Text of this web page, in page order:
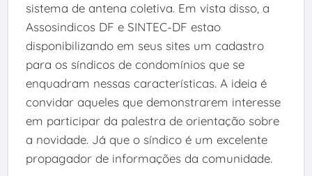
sistema de antena coletiva. Em vista disso, a
Assosindicos DF e SINTEC-DF estao
disponibilizando em seus sites um cadastro
para os síndicos de condomínios que se
enquadram nessas características. A ideia é
convidar aqueles que demonstrarem interesse
em participar da palestra de orientação sobre
a novidade. Já que o síndico é um excelente
propagador de informações da comunidade.